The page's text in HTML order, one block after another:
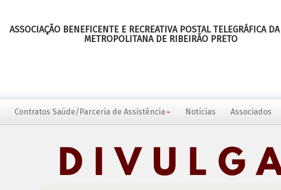
ASSOCIAÇÃO BENEFICENTE E RECREATIVA POSTAL TELEGRÁFICA
METROPOLITANA DE RIBEIRÃO PRETO
Contratos Saúde/Parceria de Assistência Notícias Associados